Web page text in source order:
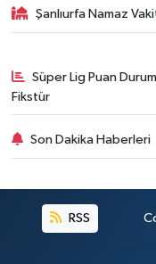
Şanlıurfa Namaz
Süper Lig Puan
Fikstür
Son Dakika Haberleri
RSS